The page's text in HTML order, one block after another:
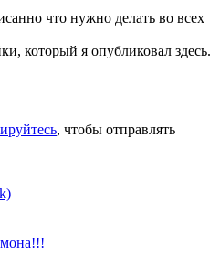
что нужно делать во всех
который я опубликовал здесь.
, чтобы отправлять